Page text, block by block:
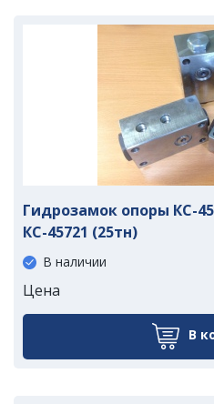
Гидрозамок опоры КС-
КС-45721 (25тн)
В наличии
Цена
В